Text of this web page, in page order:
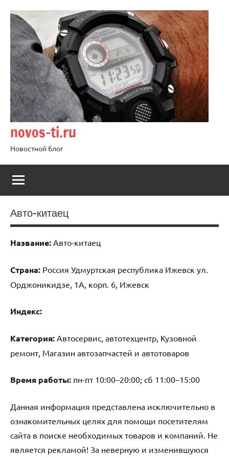
содержимому
novos-ti.ru
Новостной блог
Авто-китаец
Название: Авто-китаец
Страна: Россия Удмуртская республика Ижевск ул.
Орджоникидзе, 1А, корп. 6, Ижевск
Индекс:
Категория: Автосервис, автотехцентр, Кузовной
ремонт, Магазин автозапчастей и автотоваров
Время работы: пн-пт 10:00–20:00; сб 11:00–15:00
Данная информация представлена исключительно в
ознакомительных целях для помощи посетителям
сайта в поиске необходимых товаров и компаний. Не
является рекламой! За неверную и изменившуюся